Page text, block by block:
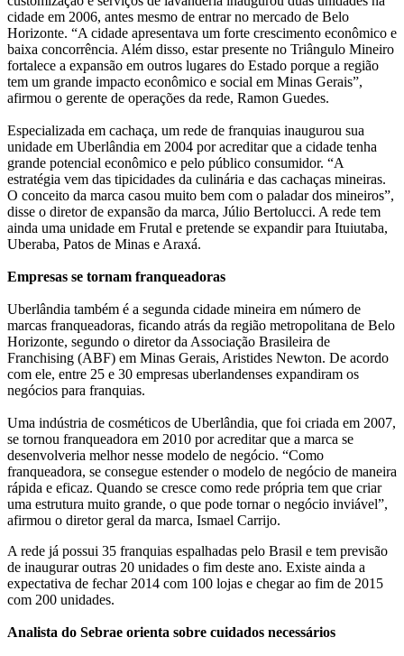
cidade em 2006, antes mesmo de entrar no mercado de Belo
Horizonte. “A cidade apresentava um forte crescimento econômico e
baixa concorrência. Além disso, estar presente no Triângulo Mineiro
fortalece a expansão em outros lugares do Estado porque a região
tem um grande impacto econômico e social em Minas Gerais”,
afirmou o gerente de operações da rede, Ramon Guedes.
Especializada em cachaça, um rede de franquias inaugurou sua
unidade em Uberlândia em 2004 por acreditar que a cidade tenha
grande potencial econômico e pelo público consumidor. “A
estratégia vem das tipicidades da culinária e das cachaças mineiras.
O conceito da marca casou muito bem com o paladar dos mineiros”,
disse o diretor de expansão da marca, Júlio Bertolucci. A rede tem
ainda uma unidade em Frutal e pretende se expandir para Ituiutaba,
Uberaba, Patos de Minas e Araxá.
Empresas se tornam franqueadoras
Uberlândia também é a segunda cidade mineira em número de
marcas franqueadoras, ficando atrás da região metropolitana de Belo
Horizonte, segundo o diretor da Associação Brasileira de
Franchising (ABF) em Minas Gerais, Aristides Newton. De acordo
com ele, entre 25 e 30 empresas uberlandenses expandiram os
negócios para franquias.
Uma indústria de cosméticos de Uberlândia, que foi criada em 2007,
se tornou franqueadora em 2010 por acreditar que a marca se
desenvolveria melhor nesse modelo de negócio. “Como
franqueadora, se consegue estender o modelo de negócio de maneira
rápida e eficaz. Quando se cresce como rede própria tem que criar
uma estrutura muito grande, o que pode tornar o negócio inviável”,
afirmou o diretor geral da marca, Ismael Carrijo.
A rede já possui 35 franquias espalhadas pelo Brasil e tem previsão
de inaugurar outras 20 unidades o fim deste ano. Existe ainda a
expectativa de fechar 2014 com 100 lojas e chegar ao fim de 2015
com 200 unidades.
Analista do Sebrae orienta sobre cuidados necessários